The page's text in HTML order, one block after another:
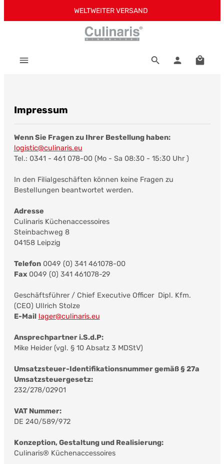
Zum Hauptinhalt springenWELTWEITER VERSAND
Impressum
Wenn Sie Fragen zu Ihrer Bestellung haben:
logistic@culinaris.eu
Tel.: 0341 - 461 078-00 (Mo - Sa 08:30 - 15:30 Uhr )
In den Filialgeschäften können keine Fragen zu
Bestellungen beantwortet werden.
Adresse
Culinaris Küchenaccessoires
Steinbachweg 8
04158 Leipzig
Telefon0049 (0) 341 461078-00
Fax0049 (0) 341 461078-29
Geschäftsführer / Chief Executive Officer Dipl. Kfm.
(CEO) Ullrich Stolze
E-Mail lager@culinaris.eu
Ansprechpartner i.S.d.P:
Mike Heider (vgl. § 10 Absatz 3 MDStV)
Umsatzsteuer-Identifikationsnummer gemäß § 27a
Umsatzsteuergesetz:
232/278/02901
VAT Nummer:
DE 240/589/972
Konzeption, Gestaltung und Realisierung:
Culinaris® Küchenaccessoires